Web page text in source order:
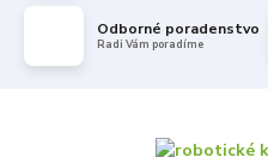
Odborné poradenstvo
Radi Vám poradíme